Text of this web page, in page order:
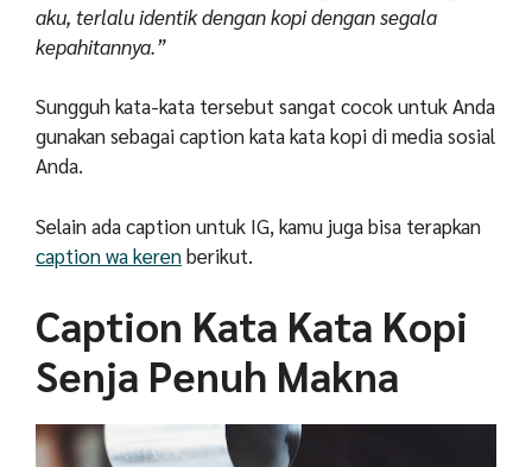
aku, terlalu identik dengan kopi dengan segala
kepahitannya.”
Sungguh kata-kata tersebut sangat cocok untuk Anda
gunakan sebagai caption kata kata kopi di media sosial
Anda.
Selain ada caption untuk IG, kamu juga bisa terapkan
caption wa kerenberikut.
Caption Kata Kata Kopi
Senja Penuh Makna